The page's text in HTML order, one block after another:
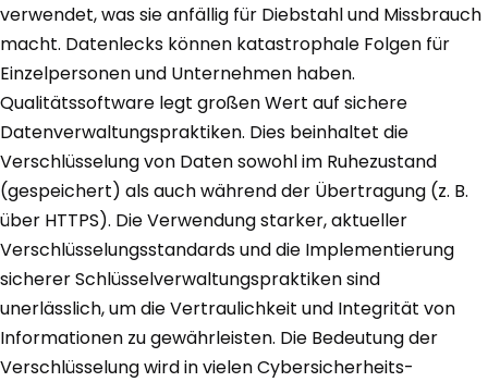
verwendet, was sie anfällig für Diebstahl und Missbrauch
macht. Datenlecks können katastrophale Folgen für
Einzelpersonen und Unternehmen haben.
Qualitätssoftware legt großen Wert auf sichere
Datenverwaltungspraktiken. Dies beinhaltet die
Verschlüsselung von Daten sowohl im Ruhezustand
(gespeichert) als auch während der Übertragung (z. B.
über HTTPS). Die Verwendung starker, aktueller
Verschlüsselungsstandards und die Implementierung
sicherer Schlüsselverwaltungspraktiken sind
unerlässlich, um die Vertraulichkeit und Integrität von
Informationen zu gewährleisten. Die Bedeutung der
Verschlüsselung wird in vielen Cybersicherheits-